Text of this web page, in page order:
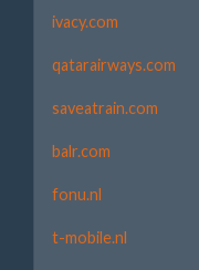
ivacy.com
qatarairways.com
saveatrain.com
balr.com
fonu.nl
t-mobile.nl